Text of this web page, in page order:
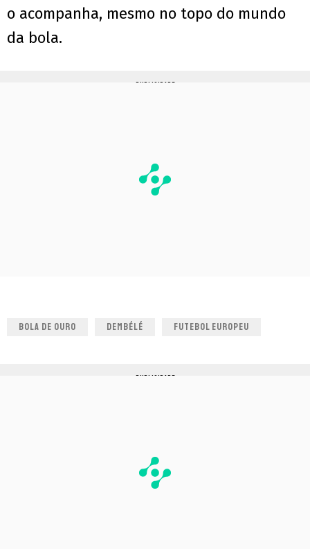
o acompanha, mesmo no topo do mundo
da bola.
PUBLICIDADE
BOLA DE OURO DEMBÉLÉ FUTEBOL EUROPEU
PUBLICIDADE